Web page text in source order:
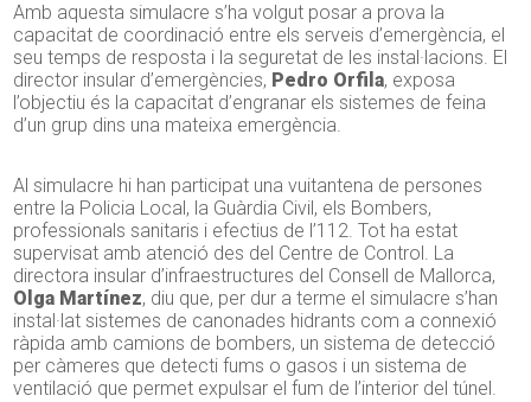
Amb aquesta simulacre s’ha volgut posar a prova la
capacitat de coordinació entre els serveis d’emergència, el
seu temps de resposta i la seguretat de les instal·lacions. El
director insular d’emergències, Pedro Orfila, exposa
l’objectiu és la capacitat d’engranar els sistemes de feina
d’un grup dins una mateixa emergència.
Al simulacre hi han participat una vuitantena de persones
entre la Policia Local, la Guàrdia Civil, els Bombers,
professionals sanitaris i efectius de l’112. Tot ha estat
supervisat amb atenció des del Centre de Control. La
directora insular d’infraestructures del Consell de Mallorca,
Olga Martínez, diu que, per dur a terme el simulacre s’han
instal·lat sistemes de canonades hidrants com a connexió
ràpida amb camions de bombers, un sistema de detecció
per càmeres que detecti fums o gasos i un sistema de
ventilació que permet expulsar el fum de l’interior del túnel.